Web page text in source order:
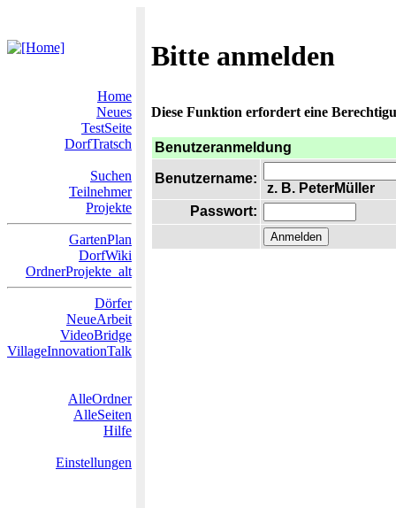
Bitte anmelden
Home
Neues
TestSeite
DorfTratsch
Suchen
Teilnehmer
Projekte
GartenPlan
DorfWiki
OrdnerProjekte_alt
Dörfer
NeueArbeit
VideoBridge
VillageInnovationTalk
AlleOrdner
AlleSeiten
Hilfe
Einstellungen
Diese Funktion erfordert eine
Benutzeranmeldung
Benutzername:
z. B. PeterMüller
Passwort: